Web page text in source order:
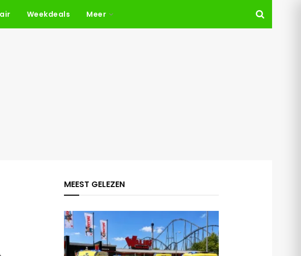
Weekdeals Meer
MEEST GELEZEN